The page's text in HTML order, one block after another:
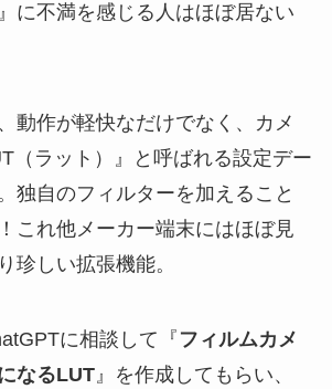
に不満を感じる人はほぼ居ない
動作が軽快なだけでなく、カメ
（ラット）』と呼ばれる設定デー
独自のフィルターを加えること
これ他メーカー端末にはほぼ見
珍しい拡張機能。
に相談して『 フィルムカメ
なるLUT』を作成してもらい、